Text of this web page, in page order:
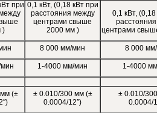
при
)
0,1 кВт, (0,18 кВт при
расстояния между
центрами свыше
2000 мм )
0,1 кВт,
центрами
8 000 мм/мин 8 000
1-4000 мм/мин 1-4000
(±
± 0.010/300 мм (±
0.0004/12″)
± 0.010/
0.0004/